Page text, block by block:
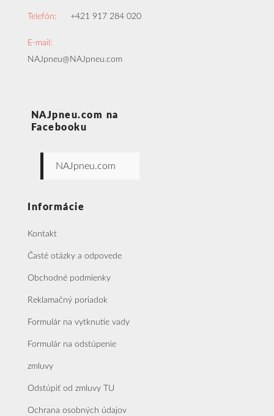
Telefón: +421 917 284 020
E-mail:
NAJpneu@NAJpneu.com
NAJpneu.com na
Facebooku
NAJpneu.com
Informácie
Kontakt
Časté otázky a odpovede
Obchodné podmienky
Reklamačný poriadok
Formulár na vytknutie vady
Formulár na odstúpenie
zmluvy
Odstúpiť od zmluvy TU
Ochrana osobných údajov